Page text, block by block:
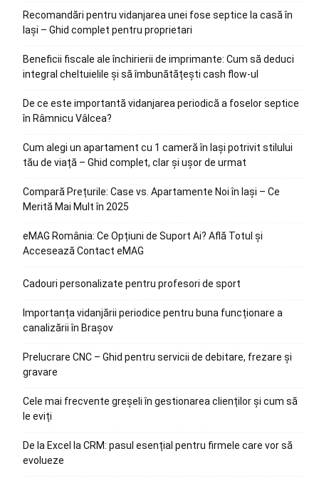
Recomandări pentru vidanjarea unei fose septice la casă în
Iași – Ghid complet pentru proprietari
Beneficii fiscale ale închirierii de imprimante: Cum să deduci
integral cheltuielile și să îmbunătățești cash flow-ul
De ce este importantă vidanjarea periodică a foselor septice
în Râmnicu Vâlcea?
Cum alegi un apartament cu 1 cameră în Iași potrivit stilului
tău de viață – Ghid complet, clar și ușor de urmat
Compară Prețurile: Case vs. Apartamente Noi în Iași – Ce
Merită Mai Mult în 2025
eMAG România: Ce Opțiuni de Suport Ai? Află Totul și
Accesează Contact eMAG
Cadouri personalizate pentru profesori de sport
Importanța vidanjării periodice pentru buna funcționare a
canalizării în Brașov
Prelucrare CNC – Ghid pentru servicii de debitare, frezare și
gravare
Cele mai frecvente greșeli în gestionarea clienților și cum să
le eviți
De la Excel la CRM: pasul esențial pentru firmele care vor să
evolueze